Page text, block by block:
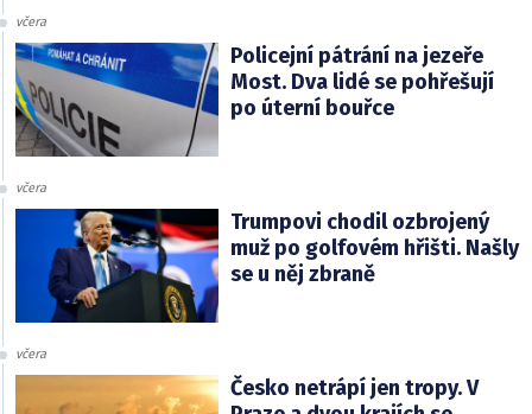
včera
Policejní pátrání na jezeře
Most. Dva lidé se pohřešují
po úterní bouřce
včera
Trumpovi chodil ozbrojený
muž po golfovém hřišti. Našly
se u něj zbraně
včera
Česko netrápí jen tropy. V